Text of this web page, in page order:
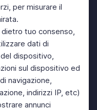
per misurare il
tuo consenso,
dati di
dispositivo,
sul dispositivo ed
navigazione,
indirizzi IP, etc)
annunci